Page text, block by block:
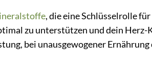
, die eine Schlüsselrolle
zu unterstützen und dein
bei unausgewogener